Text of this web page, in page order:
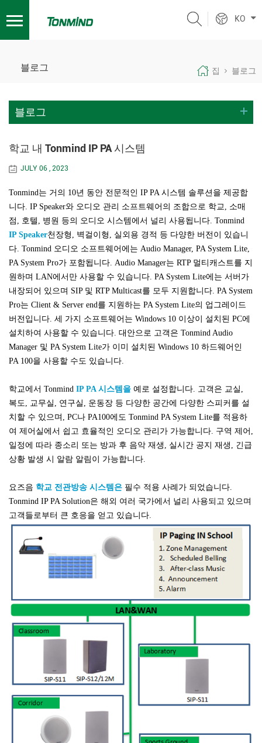
KO
블로그 집 블로그
블로그
학교 내 Tonmind IP PA 시스템
JULY 06 , 2023
Tonmind는 거의 10년 동안 전문적인 IP PA 시스템 솔루션을 제공합
니다. IP Speaker와 오디오 관리 소프트웨어의 조합으로 학교, 소매
점, 호텔, 병원 등의 오디오 시스템에서 널리 사용됩니다. Tonmind
IP Speaker천장형, 벽걸이형, 실외용 경적 등 다양한 버전이 있습니
다. Tonmind 오디오 소프트웨어에는 Audio Manager, PA System Lite,
PA System Pro가 포함됩니다. Audio Manager는 RTP 멀티캐스트를 지
원하며 LAN에서만 사용할 수 있습니다. PA System Lite에는 서버가
내장되어 있으며 SIP 및 RTP Multicast를 모두 지원합니다. PA System
Pro는 Client & Server end를 지원하는 PA System Lite의 업그레이드
버전입니다. 세 가지 소프트웨어는 Windows 10 이상이 설치된 PC에
설치하여 사용할 수 있습니다. 대안으로 고객은 Tonmind Audio
Manager 및 PA System Lite가 이미 설치된 Windows 10 하드웨어인
PA 100을 사용할 수도 있습니다.
학교에서 Tonmind IP PA 시스템을 예로 설정합니다. 고객은 교실,
복도, 교무실, 연구실, 운동장 등 다양한 공간에 다양한 스피커를 설
치할 수 있으며, PC나 PA100에도 Tonmind PA System Lite를 적용하
여 제어실에서 쉽고 효율적인 오디오 관리가 가능합니다. 구역 제어,
일정에 따라 종소리 또는 방과 후 음악 재생, 실시간 공지 재생, 긴급
상황 발생 시 알람 알림이 가능합니다.
요즈음 학교 전관방송 시스템은 필수 적용 사례가 되었습니다.
Tonmind IP PA Solution은 해외 여러 국가에서 널리 사용되고 있으며
고객들로부터 큰 호응을 얻고 있습니다.